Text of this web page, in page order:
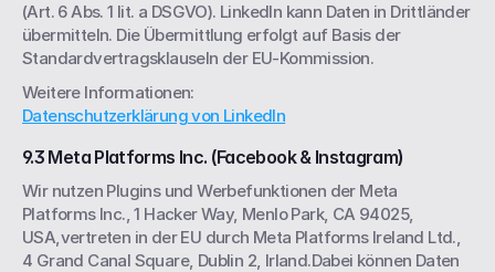
(Art. 6 Abs. 1 lit. a DSGVO). LinkedIn kann Daten in Drittländer
übermitteln. Die Übermittlung erfolgt auf Basis der
Standardvertragsklauseln der EU-Kommission.
Weitere Informationen:
Datenschutzerklärung von LinkedIn
9.3 Meta Platforms Inc. (Facebook & Instagram)
Wir nutzen Plugins und Werbefunktionen der Meta
Platforms Inc., 1 Hacker Way, Menlo Park, CA 94025,
USA,vertreten in der EU durch Meta Platforms Ireland Ltd.,
4 Grand Canal Square, Dublin 2, Irland.Dabei können Daten